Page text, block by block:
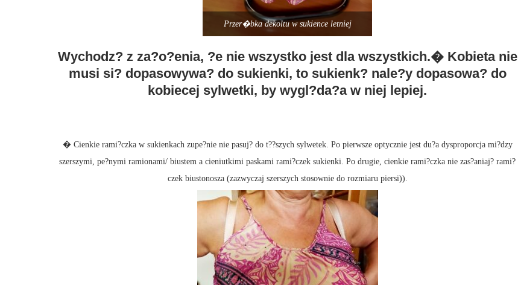
Przer�bka dekoltu w sukience letniej
Wychodz? z za?o?enia, ?e nie wszystko jest dla wszystkich.� Kobieta nie
musi si? dopasowywa? do sukienki, to sukienk? nale?y dopasowa? do
kobiecej sylwetki, by wygl?da?a w niej lepiej.
� Cienkie rami?czka w sukienkach zupe?nie nie pasuj? do t??szych sylwetek. Po pierwsze optycznie jest du?a dysproporcja mi?dzy
szerszymi, pe?nymi ramionami/ biustem a cieniutkimi paskami rami?czek sukienki. Po drugie, cienkie rami?czka nie zas?aniaj? rami?
czek biustonosza (zazwyczaj szerszych stosownie do rozmiaru piersi)).